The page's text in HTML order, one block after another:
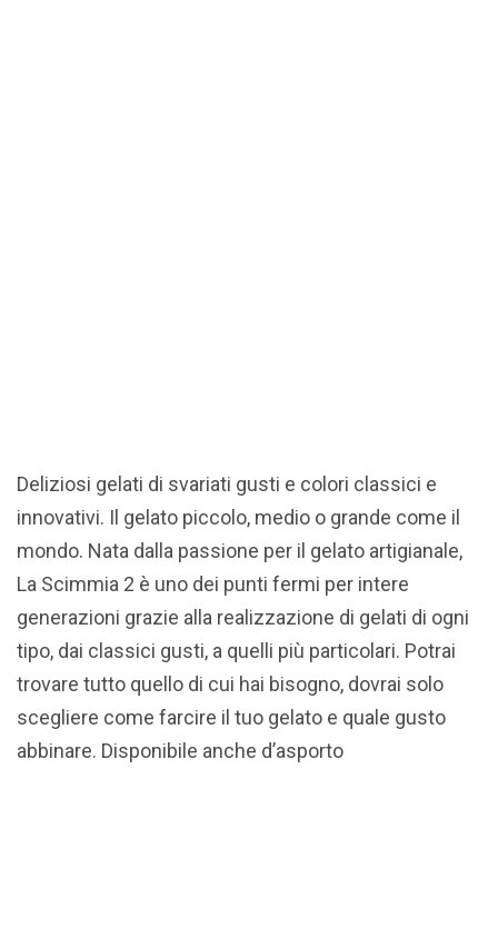
Deliziosi gelati di svariati gusti e colori classici e
innovativi. Il gelato piccolo, medio o grande come il
mondo. Nata dalla passione per il gelato artigianale,
La Scimmia 2 è uno dei punti fermi per intere
generazioni grazie alla realizzazione di gelati di ogni
tipo, dai classici gusti, a quelli più particolari. Potrai
trovare tutto quello di cui hai bisogno, dovrai solo
scegliere come farcire il tuo gelato e quale gusto
abbinare. Disponibile anche d’asporto